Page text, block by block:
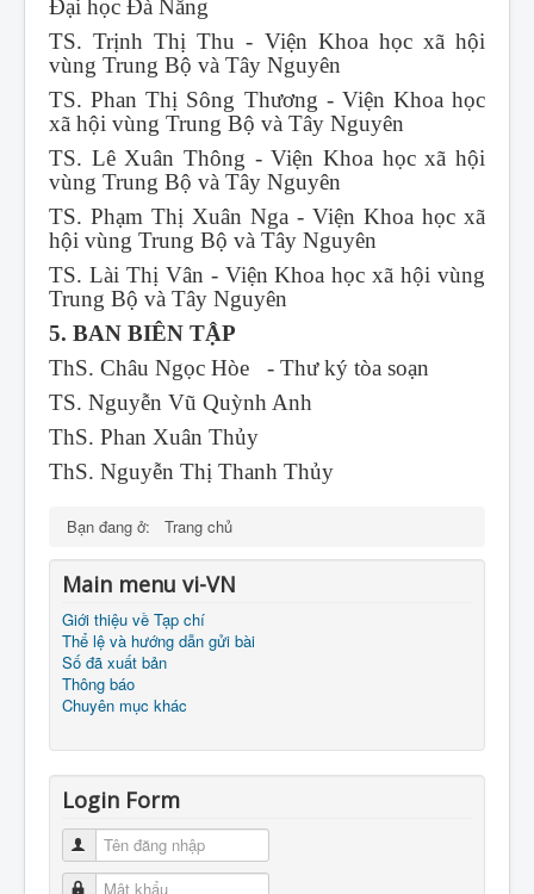
Đại học Đà Nẵng
TS. Trịnh Thị Thu - Viện Khoa học xã hội
vùng Trung Bộ và Tây Nguyên
TS. Phan Thị Sông Thương - Viện Khoa học
xã hội vùng Trung Bộ và Tây Nguyên
TS. Lê Xuân Thông - Viện Khoa học xã hội
vùng Trung Bộ và Tây Nguyên
TS. Phạm Thị Xuân Nga - Viện Khoa học xã
hội vùng Trung Bộ và Tây Nguyên
TS. Lài Thị Vân - Viện Khoa học xã hội vùng
Trung Bộ và Tây Nguyên
5. BAN BIÊN TẬP
ThS. Châu Ngọc Hòe - Thư ký tòa soạn
TS. Nguyễn Vũ Quỳnh Anh
ThS. Phan Xuân Thủy
ThS. Nguyễn Thị Thanh Thủy
Bạn đang ở: Trang chủ
Main menu vi-VN
Giới thiệu về Tạp chí
Thể lệ và hướng dẫn gửi bài
Số đã xuất bản
Thông báo
Chuyên mục khác
Login Form
Tên đăng nhập
Mật khẩu